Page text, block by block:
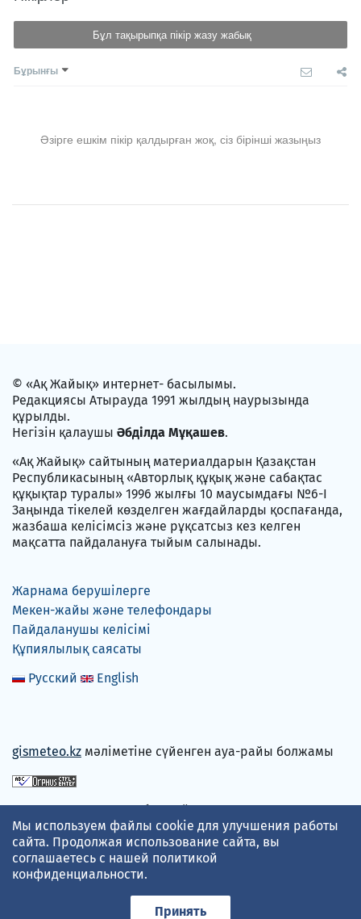
Бұл тақырыпқа пікір жазу жабық
Бұрынғы
Әзірге ешкім пікір қалдырған жоқ, сіз бірінші жазыңыз
© «Ақ Жайық» интернет- басылымы.
Редакциясы Атырауда 1991 жылдың наурызында
құрылды.
Негізін қалаушы Әбділда Мұқашев.
«Ақ Жайық» сайтының материалдарын Қазақстан
Республикасының «Авторлық құқық және сабақтас
құқықтар туралы» 1996 жылғы 10 маусымдағы №6-I
Заңында тікелей көзделген жағдайларды қоспағанда,
жазбаша келісімсіз және рұқсатсыз кез келген
мақсатта пайдалануға тыйым салынады.
Жарнама берушілерге
Мекен-жайы және телефондары
Пайдаланушы келісімі
Құпиялылық саясаты
Русский
English
gismeteo.kz мәліметіне сүйенген ауа-райы болжамы
Төлем карталарын қабылдаймыз
Мы используем файлы cookie для улучшения работы
сайта. Продолжая использование сайта, вы
соглашаетесь с нашей политикой
конфиденциальности.
Принять